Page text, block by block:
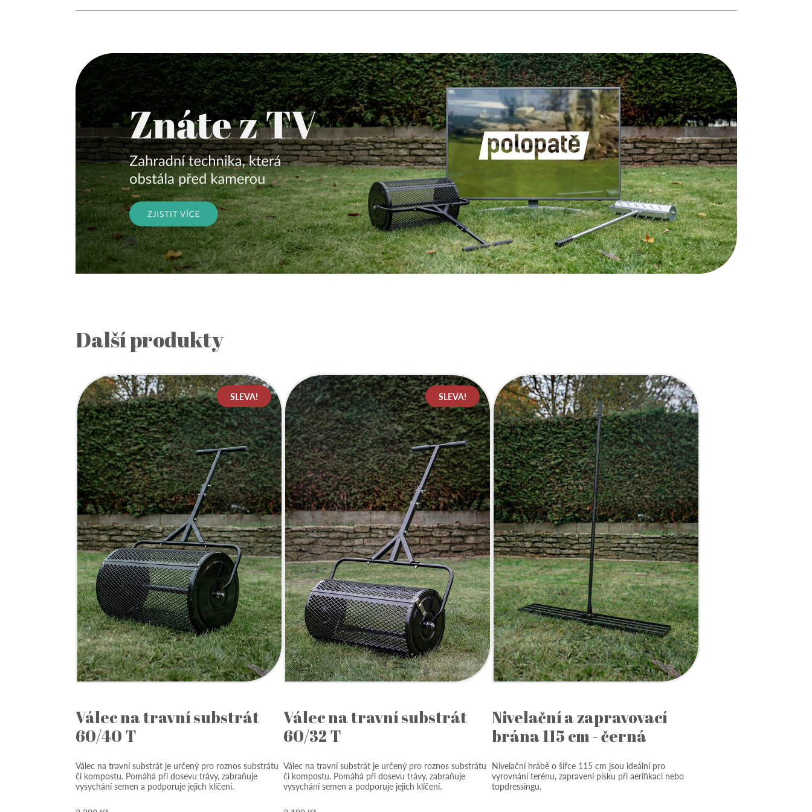
Další produkty
SLEVA!
Válec na travní substrát
60/40 T
Válec na travní substrát je určený pro roznos substrátu
či kompostu. Pomáhá při dosevu trávy, zabraňuje
vysychání semen a podporuje jejich klíčení.
SLEVA!
Válec na travní substrát
60/32 T
Válec na travní substrát je určený pro roznos substrátu
či kompostu. Pomáhá při dosevu trávy, zabraňuje
vysychání semen a podporuje jejich klíčení.
Nivelační a zapravovací
brána 115 cm - černá
Nivelační hrábě o šířce 115 cm jsou ideální pro
vyrovnání terénu, zapravení písku při aerifikaci nebo
topdressingu.